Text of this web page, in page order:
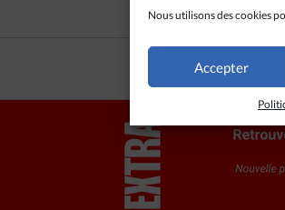
Nous utilisons des cookies
Accepter